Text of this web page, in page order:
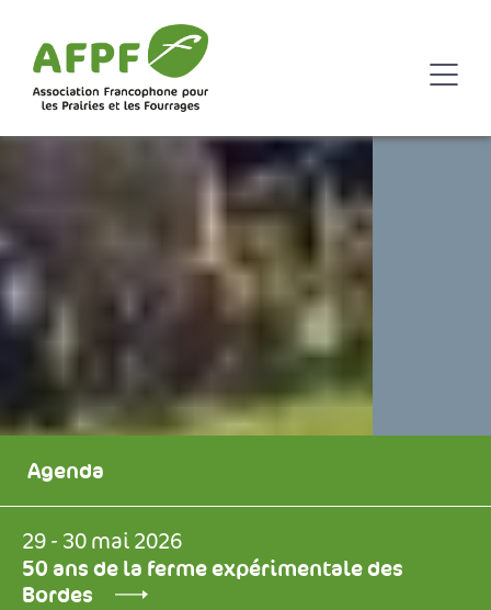
Agenda
29 - 30 mai 2026
50 ans de la ferme expérimentale des
Bordes